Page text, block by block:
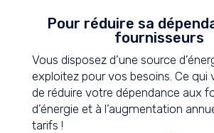
Pour réduire sa
fournisseurs
Vous disposez d’une source
exploitez pour vos besoins. Ce qui
de réduire votre dépendance aux
d’énergie et à l’augmentation
tarifs !